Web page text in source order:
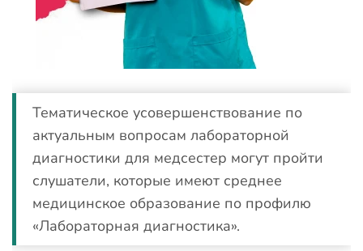
Тематическое усовершенствование по
актуальным вопросам лабораторной
диагностики для медсестер могут пройти
слушатели, которые имеют среднее
медицинское образование по профилю
«Лабораторная диагностика».